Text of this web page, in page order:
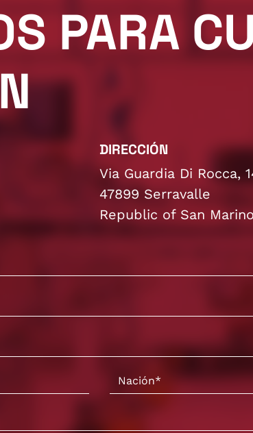
PARA
DIRECCIÓN
Via Guardia Di Rocca,
47899 Serravalle
Republic of San